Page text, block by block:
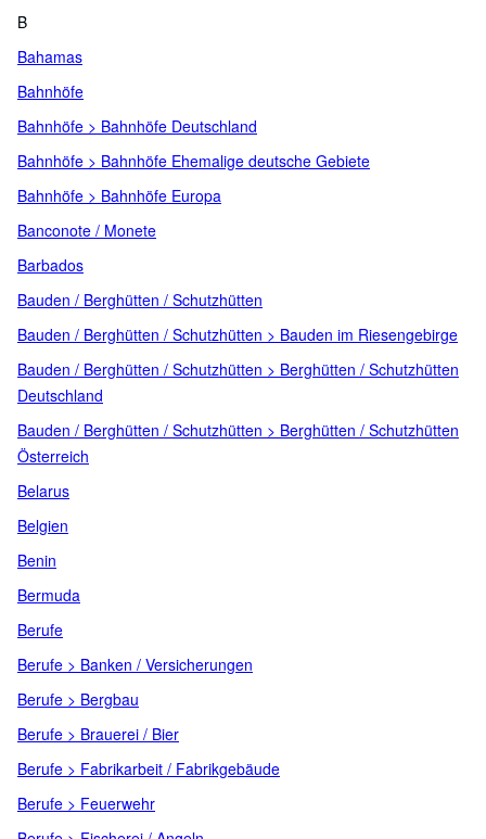
B
Bahamas
Bahnhöfe
Bahnhöfe > Bahnhöfe Deutschland
Bahnhöfe > Bahnhöfe Ehemalige deutsche Gebiete
Bahnhöfe > Bahnhöfe Europa
Banconote / Monete
Barbados
Bauden / Berghütten / Schutzhütten
Bauden / Berghütten / Schutzhütten > Bauden im Riesengebirge
Bauden / Berghütten / Schutzhütten > Berghütten / Schutzhütten
Deutschland
Bauden / Berghütten / Schutzhütten > Berghütten / Schutzhütten
Österreich
Belarus
Belgien
Benin
Bermuda
Berufe
Berufe > Banken / Versicherungen
Berufe > Bergbau
Berufe > Brauerei / Bier
Berufe > Fabrikarbeit / Fabrikgebäude
Berufe > Feuerwehr